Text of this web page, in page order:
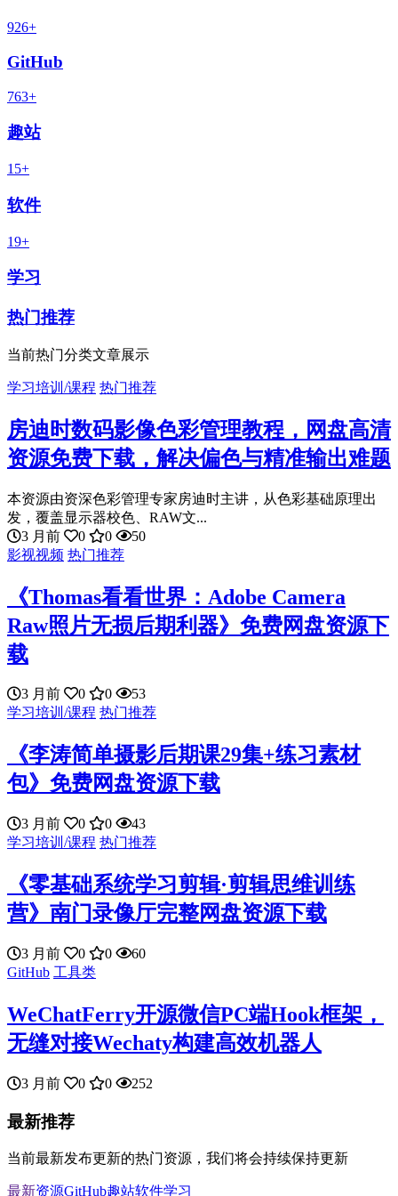
926+
GitHub
763+
趣站
15+
软件
19+
学习
热门推荐
当前热门分类文章展示
学习培训/课程 热门推荐
房迪时数码影像色彩管理教程，网盘高清
资源免费下载，解决偏色与精准输出难题
本资源由资深色彩管理专家房迪时主讲，从色彩基础原理出
发，覆盖显示器校色、RAW文...
3 月前
0 0
50
影视视频 热门推荐
《Thomas看看世界：Adobe Camera
Raw照片无损后期利器》免费网盘资源下
载
3 月前 0 0
53
学习培训/课程 热门推荐
《李涛简单摄影后期课29集+练习素材
包》免费网盘资源下载
3 月前 0 0
43
学习培训/课程 热门推荐
《零基础系统学习剪辑·剪辑思维训练
营》南门录像厅完整网盘资源下载
3 月前 0 0
60
GitHub 工具类
WeChatFerry开源微信PC端Hook框架，
无缝对接Wechaty构建高效机器人
3 月前 0 0 252
最新推荐
当前最新发布更新的热门资源，我们将会持续保持更新
最新资源GitHub趣站软件学习